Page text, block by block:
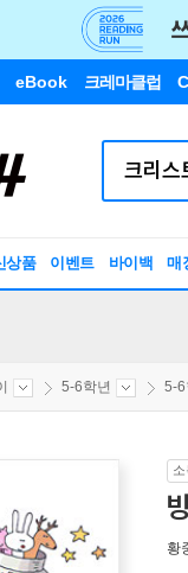
eBook 크레마클럽
상품 이벤트 바이백 매
5-6학년 5-6
황